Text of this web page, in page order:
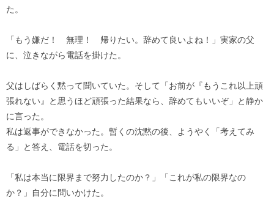
た。
「もう嫌だ！ 無理！ 帰りたい。辞めて良いよね！」実家の父
に、泣きながら電話を掛けた。
父はしばらく黙って聞いていた。そして「お前が『もうこれ以上頑
張れない』と思うほど頑張った結果なら、辞めてもいいぞ」と静か
に言った。
私は返事ができなかった。暫くの沈黙の後、ようやく「考えてみ
る」と答え、電話を切った。
「私は本当に限界まで努力したのか？」「これが私の限界なの
か？」自分に問いかけた。